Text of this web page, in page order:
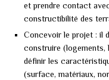
et prendre contact
constructibilité des
Concevoir le projet : il
construire (logements,
définir les
(surface, matériaux,